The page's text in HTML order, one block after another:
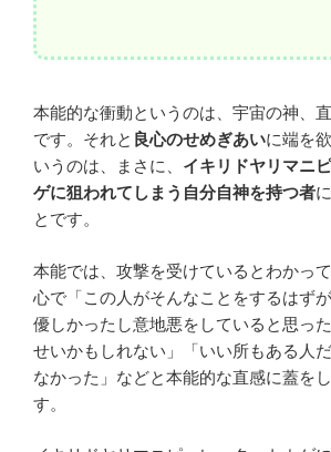
本能的な衝動というのは、宇宙の神、
です。それと 良心のせめぎあいに端を
いうのは、まさに、 イキリドヤリマニ
ゲに狙われてしまう自分自神を持つ者
とです。
本能では、攻撃を受けているとわかっ
心で「この人がそんなことをするはず
優しかったし意地悪をしていると思っ
せいかもしれない」「いい所もある人
なかった」などと本能的な直感に蓋を
す。